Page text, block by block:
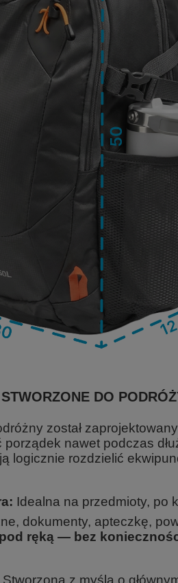
DO
został
porządek nawet podczas
logicznie rozdzielić
Idealna na przedmioty, po
dokumenty, apteczkę,
ręką — bez
Stworzona z myślą o